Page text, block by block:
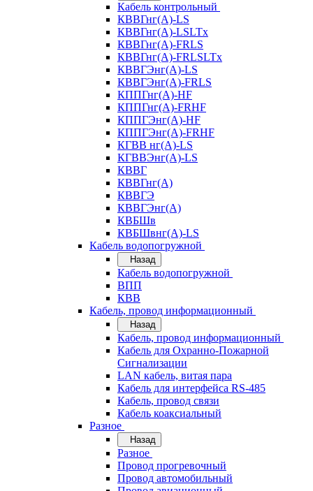
Кабель контрольный
КВВГнг(А)-LS
КВВГнг(А)-LSLTx
КВВГнг(А)-FRLS
КВВГнг(А)-FRLSLTx
КВВГЭнг(А)-LS
КВВГЭнг(А)-FRLS
КППГнг(А)-HF
КППГнг(А)-FRHF
КППГЭнг(А)-HF
КППГЭнг(А)-FRHF
КГВВ нг(А)-LS
КГВВЭнг(А)-LS
КВВГ
КВВГнг(А)
КВВГЭ
КВВГЭнг(А)
КВБШв
КВБШвнг(А)-LS
Кабель водопогружной
Назад
Кабель водопогружной
ВПП
КВВ
Кабель, провод информационный
Назад
Кабель, провод информационный
Кабель для Охранно-Пожарной
Сигнализации
LAN кабель, витая пара
Кабель для интерфейса RS-485
Кабель, провод связи
Кабель коаксиальный
Разное
Назад
Разное
Провод прогревочный
Провод автомобильный